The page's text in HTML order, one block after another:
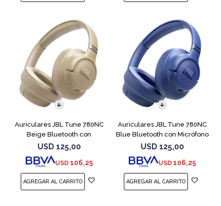
Auriculares JBL Tune 780NC
Beige Bluetooth con
Micrófono
USD 125,00
USD 106,25
Auriculares JBL Tune 780NC
Blue Bluetooth con Micrófono
USD 125,00
USD 106,25